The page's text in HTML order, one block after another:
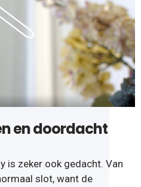
en doordacht
is zeker ook gedacht. Van
slot, want de